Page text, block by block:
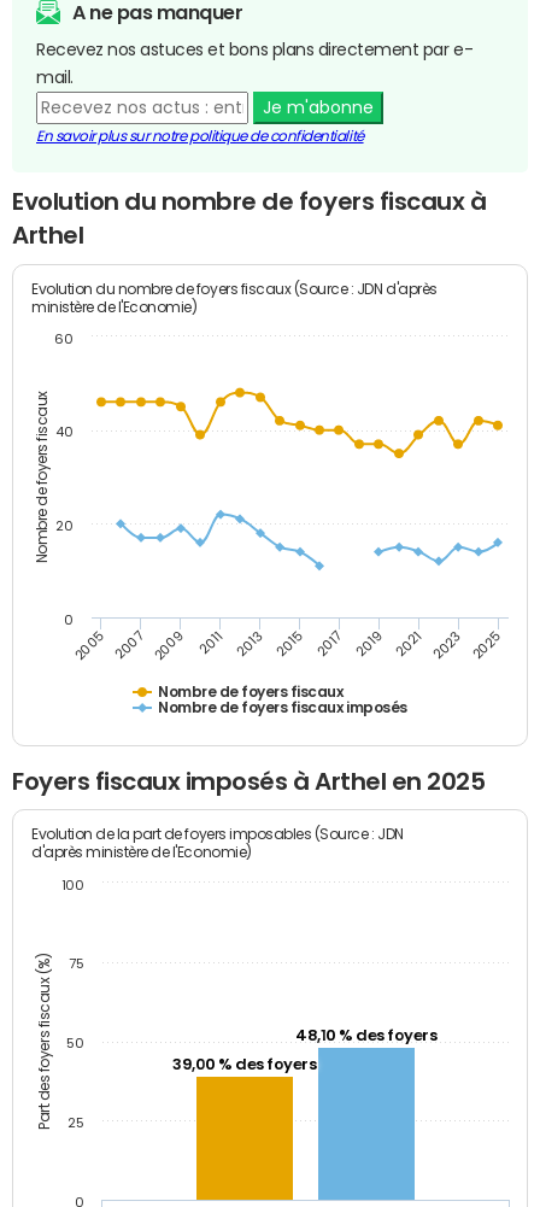
A ne pas manquer
Recevez nos astuces et bons plans directement par e-
mail.
Je m'abonne
En savoir plus sur notre politique de confidentialité
Evolution du nombre de foyers fiscaux à
Arthel
Nombre de foyers fiscaux
Evolution du nombre de foyers fiscaux (Source : JDN d'après
ministère de l'Economie)
Nombre de foyers fiscaux
Nombre de foyers fiscaux imposés
2005 2007 2009 2011 2013 2015 2017 2019 2021 2023 2025
0
20
40
60
Foyers fiscaux imposés à Arthel en 2025
Part des foyers fiscaux (%)
Evolution de la part de foyers imposables (Source : JDN
d'après ministère de l'Economie)
39,00 % des foyers
48,10 % des foyers
0
25
50
75
100